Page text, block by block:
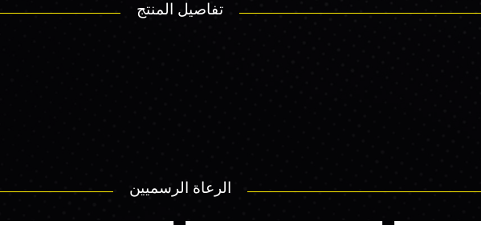
تفاصيل المنتج
الرعاة الرسميين